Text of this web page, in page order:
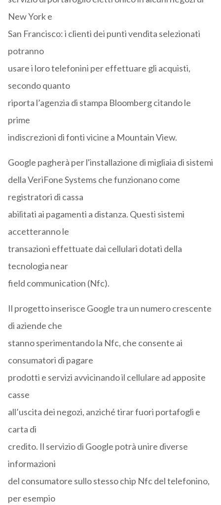
New York e
San Francisco: i clienti dei punti vendita selezionati
potranno
usare i loro telefonini per effettuare gli acquisti,
secondo quanto
riporta l’agenzia di stampa Bloomberg citando le
prime
indiscrezioni di fonti vicine a Mountain View.
Google pagherà per l'installazione di migliaia di sistemi
della VeriFone Systems che funzionano come
registratori di cassa
abilitati ai pagamenti a distanza. Questi sistemi
accetteranno le
transazioni effettuate dai cellulari dotati della
tecnologia near
field communication (Nfc).
Il progetto inserisce Google tra un numero crescente
di aziende che
stanno sperimentando la Nfc, che consente ai
consumatori di pagare
prodotti e servizi avvicinando il cellulare ad apposite
casse
all’uscita dei negozi, anziché tirar fuori portafogli e
carta di
credito. Il servizio di Google potrà unire diverse
informazioni
del consumatore sullo stesso chip Nfc del telefonino,
per esempio